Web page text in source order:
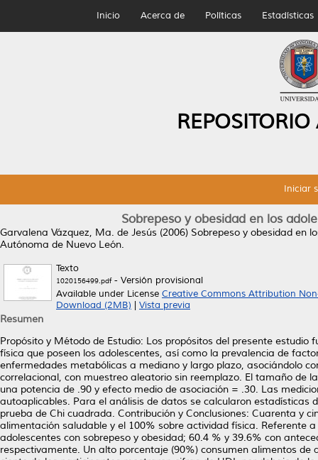
Inicio Acerca de Políticas Estadísticas
Iniciar
Sobrepeso y obesidad en los
Garvalena Vázquez, Ma. de Jesús (2006) Sobrepeso y obesidad en
Autónoma de Nuevo León.
Texto
1020156499.pdf- Versión provisional
Available under License Creative Commons Attribution
Download (2MB)
Vista previa
Resumen
Propósito y Método de Estudio: Los propósitos del presente
física que poseen los adolescentes, así como la prevalencia de
enfermedades metabólicas a mediano y largo plazo, asociándolo
correlacional, con muestreo aleatorio sin reemplazo. El tamaño de
una potencia de .90 y efecto medio de asociación = .30. Las
autoaplicables. Para el análisis de datos se calcularon estadísticas
prueba de Chi cuadrada. Contribución y Conclusiones: Cuarenta y
alimentación saludable y el 100% sobre actividad física. Referente
adolescentes con sobrepeso y obesidad; 60.4 % y 39.6% con
respectivamente. Un alto porcentaje (90%) consumen alimentos